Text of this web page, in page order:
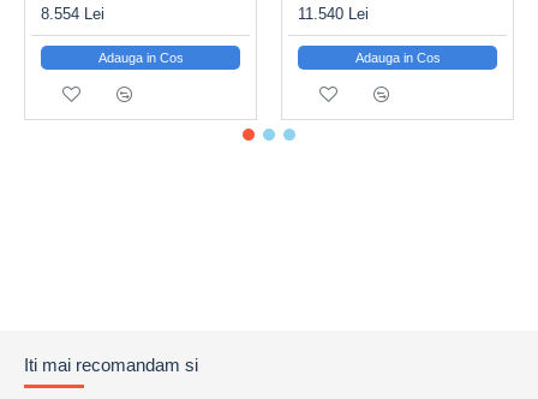
8.554 Lei
Adauga in Cos
11.540 Lei
Adauga in Cos
Iti mai recomandam si